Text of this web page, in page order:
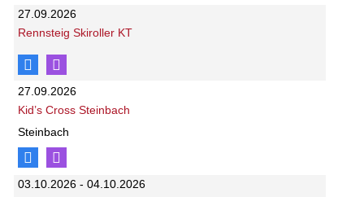
27.09.2026
Rennsteig Skiroller KT
27.09.2026
Kid’s Cross Steinbach
Steinbach
03.10.2026 - 04.10.2026